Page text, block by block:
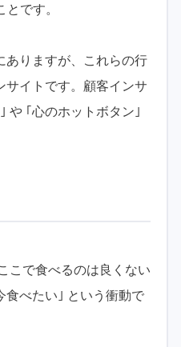
です。
ありますが、これらの行
サイトです。顧客インサ
や ｢心のホットボタン｣
こで食べるのは良くない
食べたい｣ という衝動で